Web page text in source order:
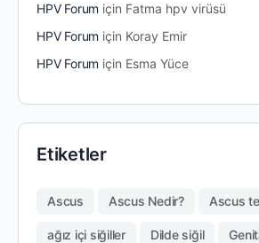
HPV Forum için Fatma hpv virüsü
HPV Forum için Koray Emir
HPV Forum için Esma Yüce
Etiketler
Ascus Ascus Nedir? Ascus
ağız içi siğiller Dilde siğil